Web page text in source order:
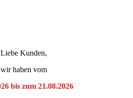
Liebe Kunden,
wir haben vom
bis zum 21.08.2026